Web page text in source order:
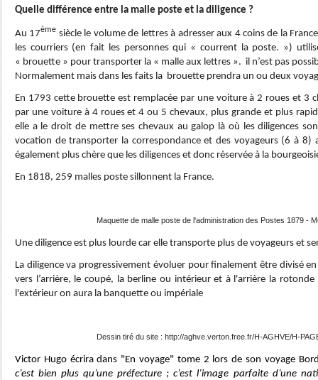
Quelle différence entre la malle poste et la diligence ?
Au 17ème siècle le volume de lettres à adresser aux 4 coins de la
les courriers (en fait les personnes qui « courrent la poste. »)
« brouette » pour transporter la « malle aux lettres ». il n’est pas
Normalement mais dans les faits la brouette prendra un ou deux
En 1793 cette brouette est remplacée par une voiture à 2 roues et 3
par une voiture à 4 roues et 4 ou 5 chevaux, plus grande et plus
elle a le droit de mettre ses chevaux au galop là où les diligences
vocation de transporter la correspondance et des voyageurs (6 à 8)
également plus chère que les diligences et donc réservée à la
En 1818, 259 malles poste sillonnent la France.
Maquette de malle poste de l'administration des Postes 1879 -
Une diligence est plus lourde car elle transporte plus de voyageurs et
La diligence va progressivement évoluer pour finalement être divisé
vers l’arrière, le coupé, la berline ou intérieur et à l'arrière la rotonde
l'extérieur on aura la banquette ou impériale
Dessin tiré du site : http://aghve.verton.free.fr/H-AGHVE/H-
Victor Hugo écrira dans "En voyage" tome 2 lors de son voyage
c’est bien plus qu’une préfecture ; c’est l’image parfaite d’une